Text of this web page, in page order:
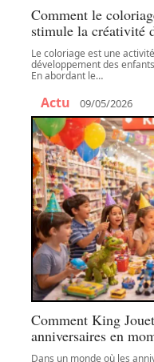
Comment le
stimule la créativité
Le coloriage est une
développement des
En abordant le…
Actu 09/05/2026
Comment King
anniversaires en
Dans un monde où les